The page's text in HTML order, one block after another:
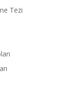
Tezi